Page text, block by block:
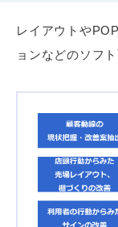
レイアウトや
ョンなどのソフ